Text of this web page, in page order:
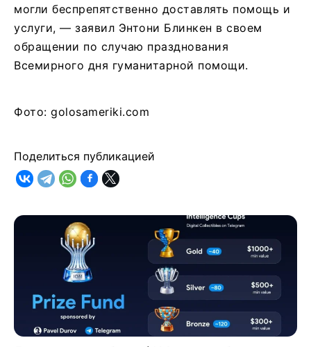
могли беспрепятственно доставлять помощь и
услуги, — заявил Энтони Блинкен в своем
обращении по случаю празднования
Всемирного дня гуманитарной помощи.
Фото: golosameriki.com
Поделиться публикацией